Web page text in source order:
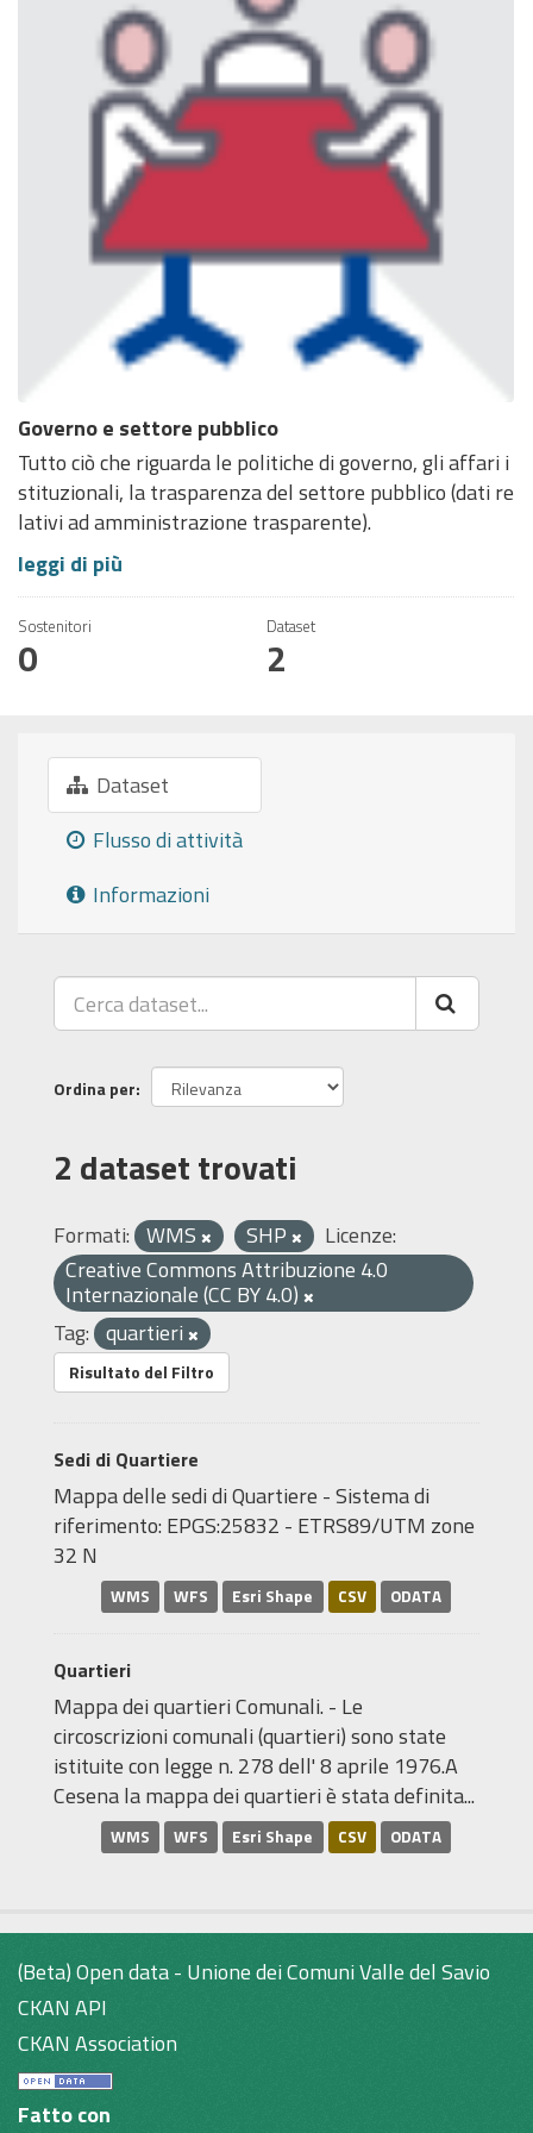
Governo e settore pubblico
Tutto ciò che riguarda le politiche di governo, gli affari i
stituzionali, la trasparenza del settore pubblico (dati re
lativi ad amministrazione trasparente).
leggi di più
Sostenitori
0
Dataset
2
Dataset
Flusso di attività
Informazioni
Ordina per
2 dataset trovati
Formati: WMS SHP
Licenze:
Creative Commons Attribuzione 4.0
Internazionale (CC BY 4.0)
Tag: quartieri
Risultato del Filtro
Sedi di Quartiere
Mappa delle sedi di Quartiere - Sistema di
riferimento: EPGS:25832 - ETRS89/UTM zone
32 N
WMS WFS Esri Shape CSV ODATA
Quartieri
Mappa dei quartieri Comunali. - Le
circoscrizioni comunali (quartieri) sono state
istituite con legge n. 278 dell' 8 aprile 1976.A
Cesena la mappa dei quartieri è stata definita...
WMS WFS Esri Shape CSV ODATA
(Beta) Open data - Unione dei Comuni Valle del Savio
CKAN API
CKAN Association
Fatto con